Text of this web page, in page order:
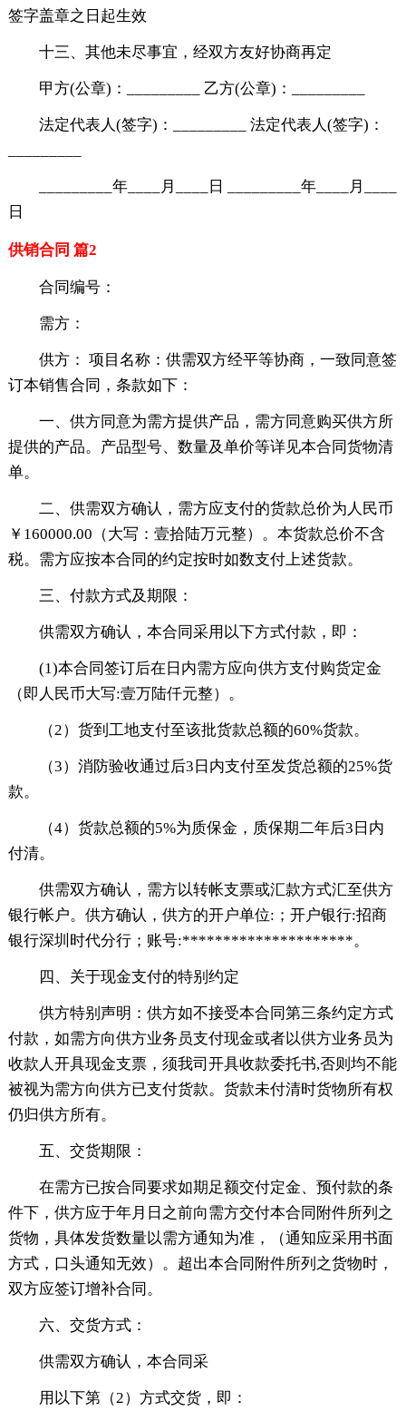
签字盖章之日起生效
十三、其他未尽事宜，经双方友好协商再定
甲方(公章)：_________ 乙方(公章)：_________
法定代表人(签字)：_________ 法定代表人(签字)：
_________年____月____日 _________年____月____
日
供销合同 篇2
合同编号：
需方：
供方： 项目名称：供需双方经平等协商，一致同意签
订本销售合同，条款如下：
一、供方同意为需方提供产品，需方同意购买供方所
提供的产品。产品型号、数量及单价等详见本合同货物清
单。
二、供需双方确认，需方应支付的货款总价为人民币
￥160000.00（大写：壹拾陆万元整）。本货款总价不含
税。需方应按本合同的约定按时如数支付上述货款。
三、付款方式及期限：
供需双方确认，本合同采用以下方式付款，即：
(1)本合同签订后在日内需方应向供方支付购货定金
（即人民币大写:壹万陆仟元整）。
（2）货到工地支付至该批货款总额的60%货款。
（3）消防验收通过后3日内支付至发货总额的25%货
款。
（4）货款总额的5%为质保金，质保期二年后3日内
付清。
供需双方确认，需方以转帐支票或汇款方式汇至供方
银行帐户。供方确认，供方的开户单位:；开户银行:招商
银行深圳时代分行；账号:*********************。
四、关于现金支付的特别约定
供方特别声明：供方如不接受本合同第三条约定方式
付款，如需方向供方业务员支付现金或者以供方业务员为
收款人开具现金支票，须我司开具收款委托书,否则均不能
被视为需方向供方已支付货款。货款未付清时货物所有权
仍归供方所有。
五、交货期限：
在需方已按合同要求如期足额交付定金、预付款的条
件下，供方应于年月日之前向需方交付本合同附件所列之
货物，具体发货数量以需方通知为准，（通知应采用书面
方式，口头通知无效）。超出本合同附件所列之货物时，
双方应签订增补合同。
六、交货方式：
供需双方确认，本合同采
用以下第（2）方式交货，即：